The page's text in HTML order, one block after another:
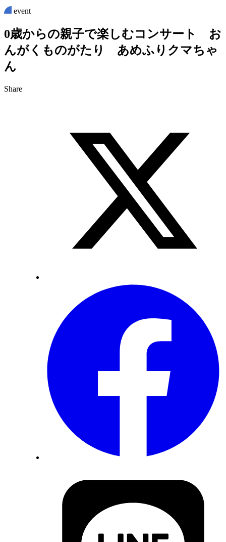
event
0歳からの親子で楽しむコ ンサー ト
お
んがく ものがた り あめふ り クマち ゃ
ん
Share